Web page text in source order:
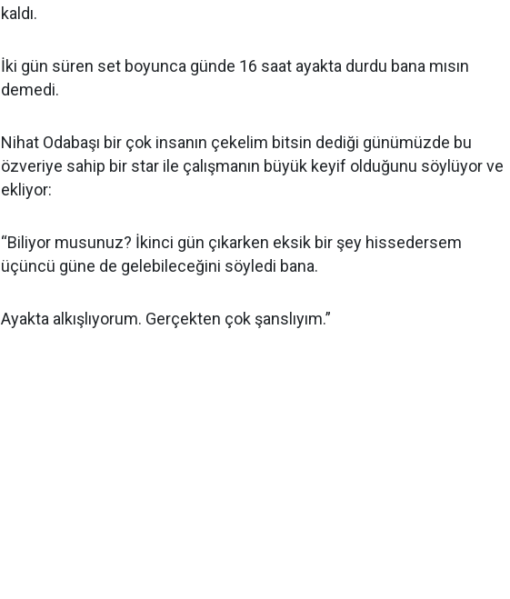
kaldı.
İki gün süren set boyunca günde 16 saat ayakta durdu bana mısın
demedi.
Nihat Odabaşı bir çok insanın çekelim bitsin dediği günümüzde bu
özveriye sahip bir star ile çalışmanın büyük keyif olduğunu söylüyor ve
ekliyor:
“Biliyor musunuz? İkinci gün çıkarken eksik bir şey hissedersem
üçüncü güne de gelebileceğini söyledi bana.
Ayakta alkışlıyorum. Gerçekten çok şanslıyım.”